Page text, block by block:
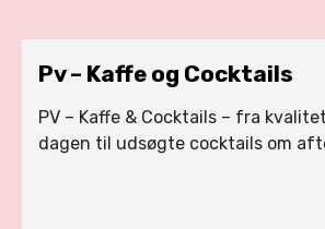
Pv – Kaffe og Cocktails
PV – Kaffe & Cocktails – fra
dagen til udsøgte cocktails om